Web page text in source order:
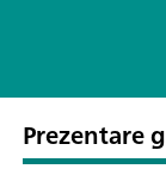
Prezentare